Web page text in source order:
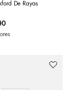
De Rayas